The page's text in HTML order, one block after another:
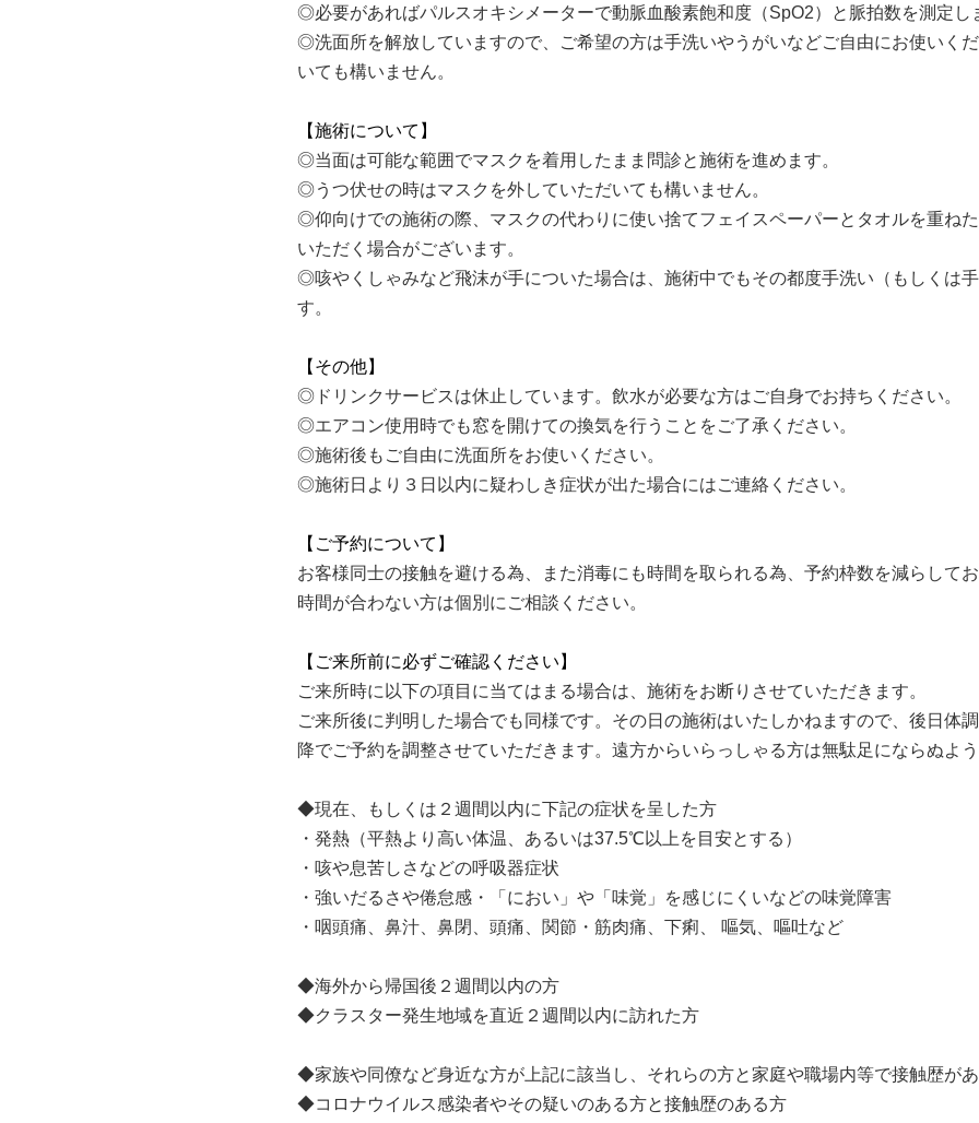
◎必要があればパルスオキシメーターで動脈血酸素飽和度（SpO2）と脈拍数を測定し
◎洗面所を解放していますので、ご希望の方は手洗いやうがいなどご自由にお使いく
いても構いません。
【施術について】
◎当面は可能な範囲でマスクを着用したまま問診と施術を進めます。
◎うつ伏せの時はマスクを外していただいても構いません。
◎仰向けでの施術の際、マスクの代わりに使い捨てフェイスペーパーとタオルを重ね
いただく場合がございます。
◎咳やくしゃみなど飛沫が手についた場合は、施術中でもその都度手洗い（もしくは
す。
【その他】
◎ドリンクサービスは休止しています。飲水が必要な方はご自身でお持ちください。
◎エアコン使用時でも窓を開けての換気を行うことをご了承ください。
◎施術後もご自由に洗面所をお使いください。
◎施術日より３日以内に疑わしき症状が出た場合にはご連絡ください。
【ご予約について】
お客様同士の接触を避ける為、また消毒にも時間を取られる為、予約枠数を減らして
時間が合わない方は個別にご相談ください。
【ご来所前に必ずご確認ください】
ご来所時に以下の項目に当てはまる場合は、施術をお断りさせていただきます。
ご来所後に判明した場合でも同様です。その日の施術はいたしかねますので、後日体
降でご予約を調整させていただきます。遠方からいらっしゃる方は無駄足にならぬよ
◆現在、もしくは２週間以内に下記の症状を呈した方
・発熱（平熱より高い体温、あるいは37.5℃以上を目安とする）
・咳や息苦しさなどの呼吸器症状
・強いだるさや倦怠感・「におい」や「味覚」を感じにくいなどの味覚障害
・咽頭痛、鼻汁、鼻閉、頭痛、関節・筋肉痛、下痢、 嘔気、嘔吐など
◆海外から帰国後２週間以内の方
◆クラスター発生地域を直近２週間以内に訪れた方
◆家族や同僚など身近な方が上記に該当し、それらの方と家庭や職場内等で接触歴が
◆コロナウイルス感染者やその疑いのある方と接触歴のある方